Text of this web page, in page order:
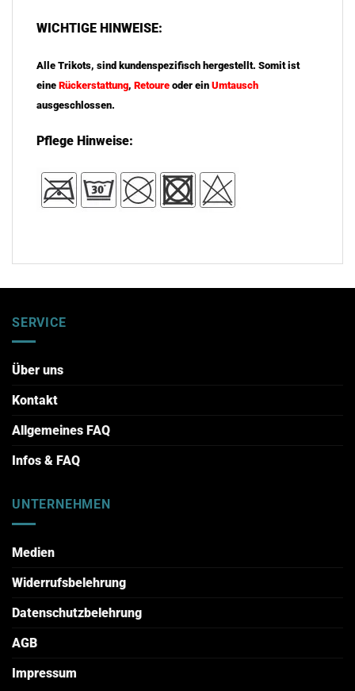
WICHTIGE HINWEISE:
Alle Trikots, sind kundenspezifisch hergestellt. Somit ist
eine Rückerstattung, Retoure oder ein Umtausch
ausgeschlossen.
Pflege Hinweise:
SERVICE
Über uns
Kontakt
Allgemeines FAQ
Infos & FAQ
UNTERNEHMEN
Medien
Widerrufsbelehrung
Datenschutzbelehrung
AGB
Impressum